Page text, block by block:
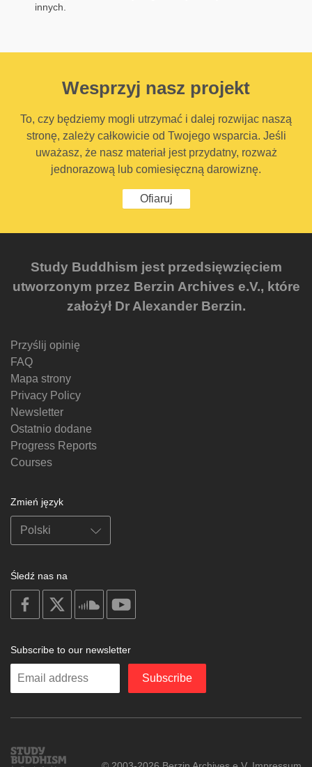
innych.
Wesprzyj nasz projekt
To, czy będziemy mogli utrzymać i dalej rozwijac naszą
stronę, zależy całkowicie od Twojego wsparcia. Jeśli
uważasz, że nasz materiał jest przydatny, rozważ
jednorazową lub comiesięczną darowiznę.
Ofiaruj
Study Buddhism jest przedsięwzięciem
utworzonym przez Berzin Archives e.V., które
założył Dr Alexander Berzin.
Przyślij opinię
FAQ
Mapa strony
Privacy Policy
Newsletter
Ostatnio dodane
Progress Reports
Courses
Zmień język
Śledź nas na
on
facebook
soundcloud
Subscribe to our newsletter
Enter
Subscribe
Study